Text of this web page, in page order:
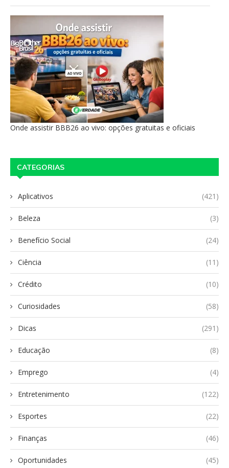
Onde assistir BBB26 ao vivo: opções gratuitas e oficiais
CATEGORIAS
Aplicativos (421)
Beleza (3)
Benefício Social (24)
Ciência (11)
Crédito (10)
Curiosidades (58)
Dicas (291)
Educação (8)
Emprego (4)
Entretenimento (122)
Esportes (22)
Finanças (46)
Oportunidades (45)